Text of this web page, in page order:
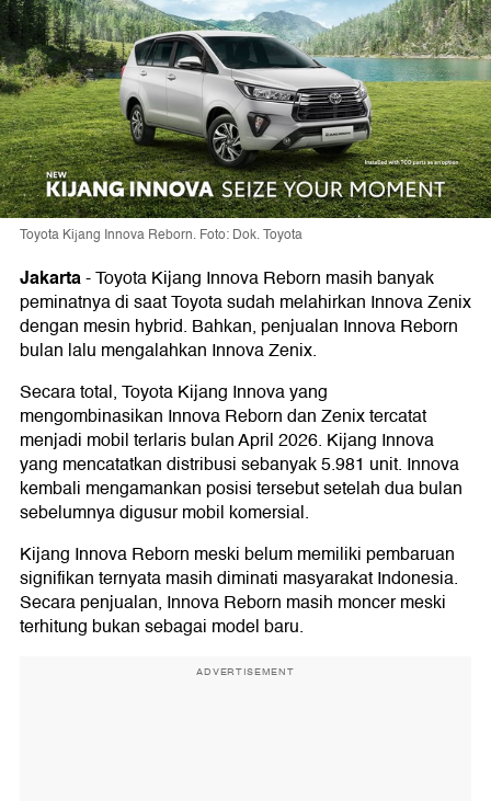
Toyota Kijang Innova Reborn. Foto: Dok. Toyota
Jakarta-Toyota Kijang Innova Reborn masih banyak
peminatnya di saat Toyota sudah melahirkan Innova Zenix
dengan mesin hybrid. Bahkan, penjualan Innova Reborn
bulan lalu mengalahkan Innova Zenix.
Secara total, Toyota Kijang Innova yang
mengombinasikan Innova Reborn dan Zenix tercatat
menjadi mobil terlaris bulan April 2026. Kijang Innova
yang mencatatkan distribusi sebanyak 5.981 unit. Innova
kembali mengamankan posisi tersebut setelah dua bulan
sebelumnya digusur mobil komersial.
Kijang Innova Reborn meski belum memiliki pembaruan
signifikan ternyata masih diminati masyarakat Indonesia.
Secara penjualan, Innova Reborn masih moncer meski
terhitung bukan sebagai model baru.
ADVERTISEMENT